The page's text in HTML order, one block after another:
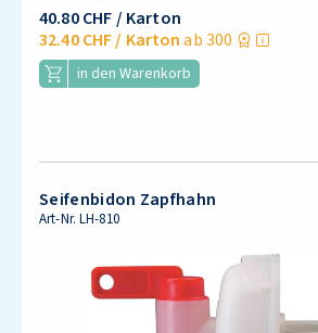
40.80 CHF/ Karton
32.40 CHF/ Karton ab 300
in den Warenkorb
Seifenbidon Zapfhahn
Art-Nr.LH-810